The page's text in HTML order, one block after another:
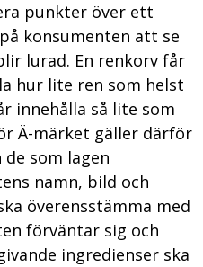
punkter över ett
konsumenten att se
lurad. En renkorv får
hur lite ren som helst
innehålla så lite som
Ä-märket gäller därför
som lagen
namn, bild och
överensstämma med
förväntar sig och
ingredienser ska